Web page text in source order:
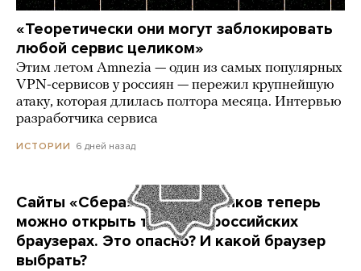
«Теоретически они могут заблокировать
любой сервис целиком»
Этим летом Amnezia — один из самых популярных
VPN-сервисов у россиян — пережил крупнейшую
атаку, которая длилась полтора месяца. Интервью
разработчика сервиса
ИСТОРИИ 6 дней назад
Сайты «Сбера» и других банков теперь
можно открыть только в российских
браузерах. Это опасно? И какой браузер
выбрать?